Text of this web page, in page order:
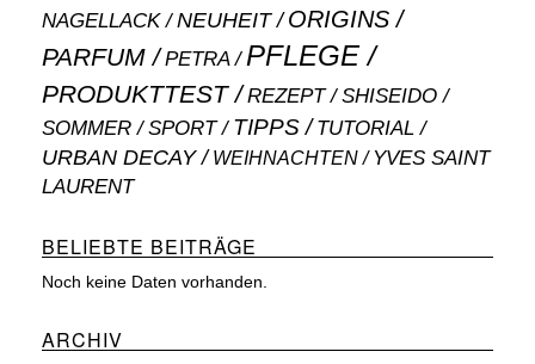
NAGELLACK NEUHEIT ORIGINS
PARFUM PETRA PFLEGE
PRODUKTTEST REZEPT SHISEIDO
SOMMER SPORT TIPPS TUTORIAL
URBAN DECAY WEIHNACHTEN
YVES SAINT
LAURENT
BELIEBTE BEITRÄGE
Noch keine Daten vorhanden.
ARCHIV